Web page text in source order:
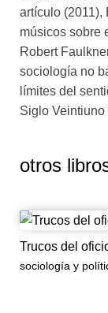
artículo (2011),
músicos sobre
Robert
sociología no
límites del
Siglo Veintiuno
otros
Trucos del
sociología y